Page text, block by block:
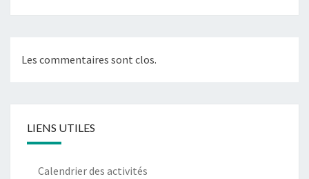
Les commentaires sont clos.
LIENS UTILES
Calendrier des activités